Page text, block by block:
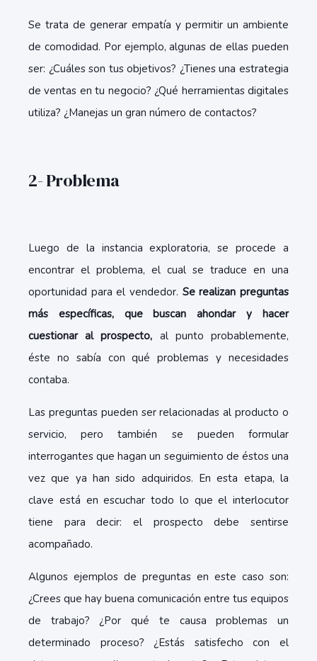
Se trata de generar empatía y permitir un ambiente
de comodidad. Por ejemplo, algunas de ellas pueden
ser: ¿Cuáles son tus objetivos? ¿Tienes una estrategia
de ventas en tu negocio? ¿Qué herramientas digitales
utiliza? ¿Manejas un gran número de contactos?
2- Problema
Luego de la instancia exploratoria, se procede a
encontrar el problema, el cual se traduce en una
oportunidad para el vendedor. Se realizan preguntas
más específicas, que buscan ahondar y hacer
cuestionar al prospecto, al punto probablemente,
éste no sabía con qué problemas y necesidades
contaba.
Las preguntas pueden ser relacionadas al producto o
servicio, pero también se pueden formular
interrogantes que hagan un seguimiento de éstos una
vez que ya han sido adquiridos. En esta etapa, la
clave está en escuchar todo lo que el interlocutor
tiene para decir: el prospecto debe sentirse
acompañado.
Algunos ejemplos de preguntas en este caso son:
¿Crees que hay buena comunicación entre tus equipos
de trabajo? ¿Por qué te causa problemas un
determinado proceso? ¿Estás satisfecho con el